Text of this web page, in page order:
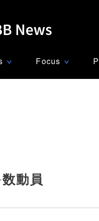
∨ Focus ∨
動員